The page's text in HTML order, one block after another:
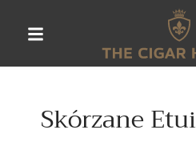
Skórzane